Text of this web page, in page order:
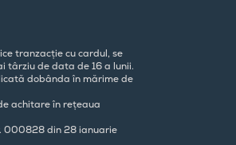
tranzacție cu cardul, se
târziu de data de 16 a lunii.
dobânda în mărime de
achitare în rețeaua
000828 din 28 ianuarie